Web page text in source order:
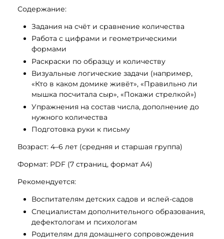
Содержание:
Задания на счёт и сравнение количества
Работа с цифрами и геометрическими
формами
Раскраски по образцу и количеству
Визуальные логические задачи (например,
«Кто в каком домике живёт», «Правильно ли
мышка посчитала сыр», «Покажи стрелкой»)
Упражнения на состав числа, дополнение до
нужного количества
Подготовка руки к письму
Возраст: 4–6 лет (средняя и старшая группа)
Формат: PDF (7 страниц, формат A4)
Рекомендуется:
Воспитателям детских садов и яслей-садов
Специалистам дополнительного образования,
дефектологам и психологам
Родителям для домашнего сопровождения